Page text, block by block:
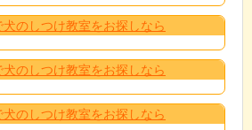
のしつけ教室をお探しなら
犬のしつけ教室をお探しなら
のしつけ教室をお探しなら